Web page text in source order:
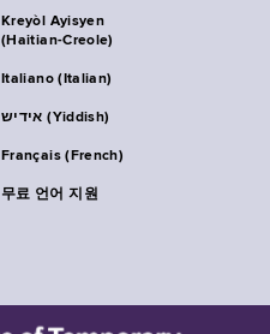
Kreyòl Ayisyen
(Haitian-Creole)
Italiano (Italian)
אידיש (Yiddish)
Français (French)
무료 언어 지원